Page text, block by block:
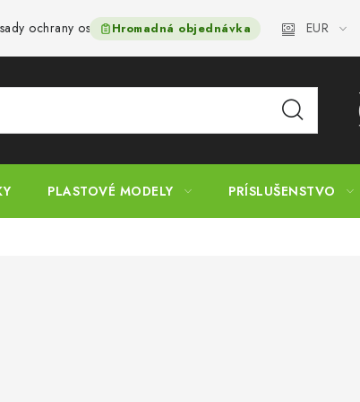
ochrany osobných údajov Postup pri podávaní sťažností
Hromadná objednávka EUR
PLASTOVÉ MODELY PRÍSLUŠENSTVO